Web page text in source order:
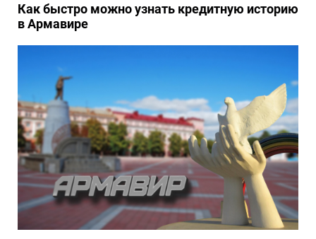
Как быстро можно узнать кредитную историю
в Армавире